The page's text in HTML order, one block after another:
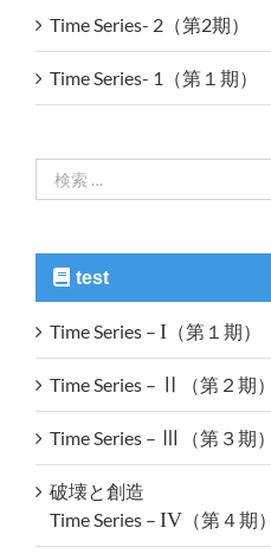
Time Series- 2（第2期）
Time Series- 1（第１期）
索
test
Time Series – I （第１期）
Time Series – Ⅱ （第２期）
Time Series – Ⅲ （第３期）
破壊と創造
Time Series – IV （第４期）